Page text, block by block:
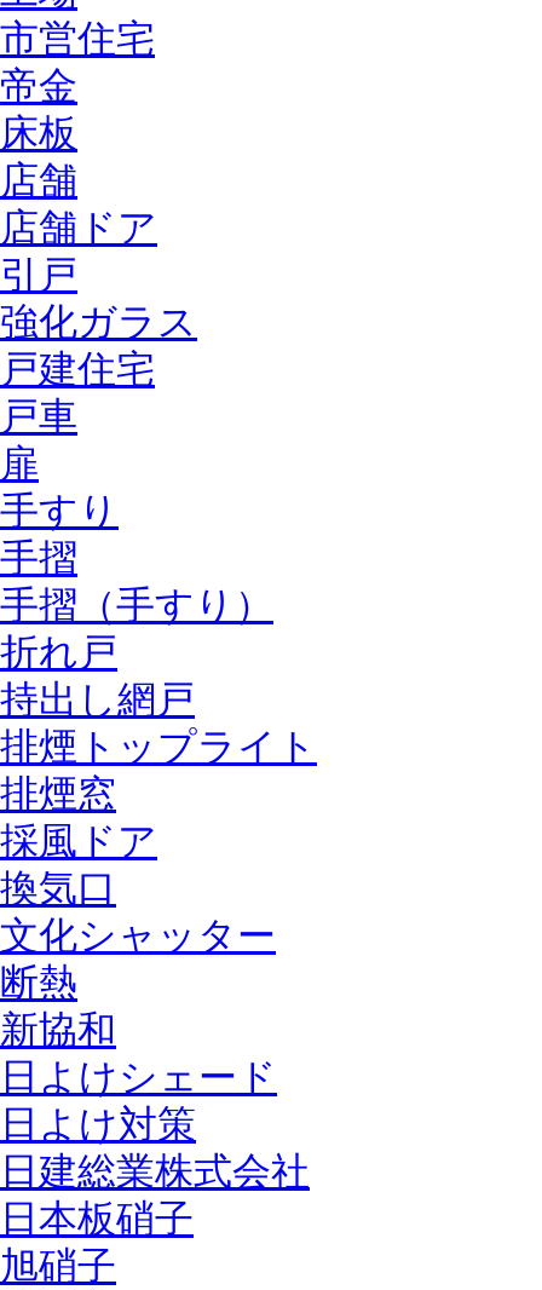
市営住宅
帝金
床板
店舗
店舗ドア
引戸
強化ガラス
戸建住宅
戸車
扉
手すり
手摺
手摺（手すり）
折れ戸
持出し網戸
排煙トップライト
排煙窓
採風ドア
換気口
文化シャッター
断熱
新協和
日よけシェード
日よけ対策
日建総業株式会社
日本板硝子
旭硝子